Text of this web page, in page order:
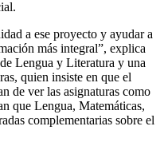
a ese proyecto y ayudar a
más integral”, explica
Lengua y Literatura y una
quien insiste en que el
de ver las asignaturas como
que Lengua, Matemáticas,
complementarias sobre el